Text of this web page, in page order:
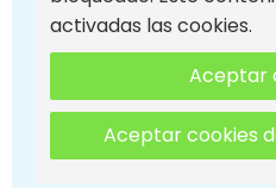
activadas las cookies.
Aceptar
Aceptar cookies